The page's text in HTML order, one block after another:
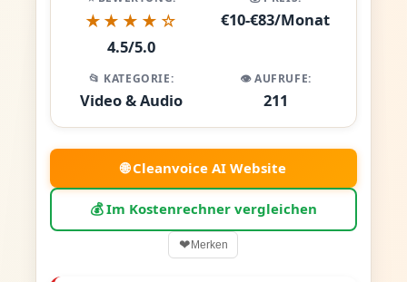
★★★★☆
4.5/5.0
€10-€83/Monat
📂 KATEGORIE:
Video & Audio
👁️ AUFRUFE:
211
🌐 Cleanvoice AI Website
💰 Im Kostenrechner vergleichen
❤Merken